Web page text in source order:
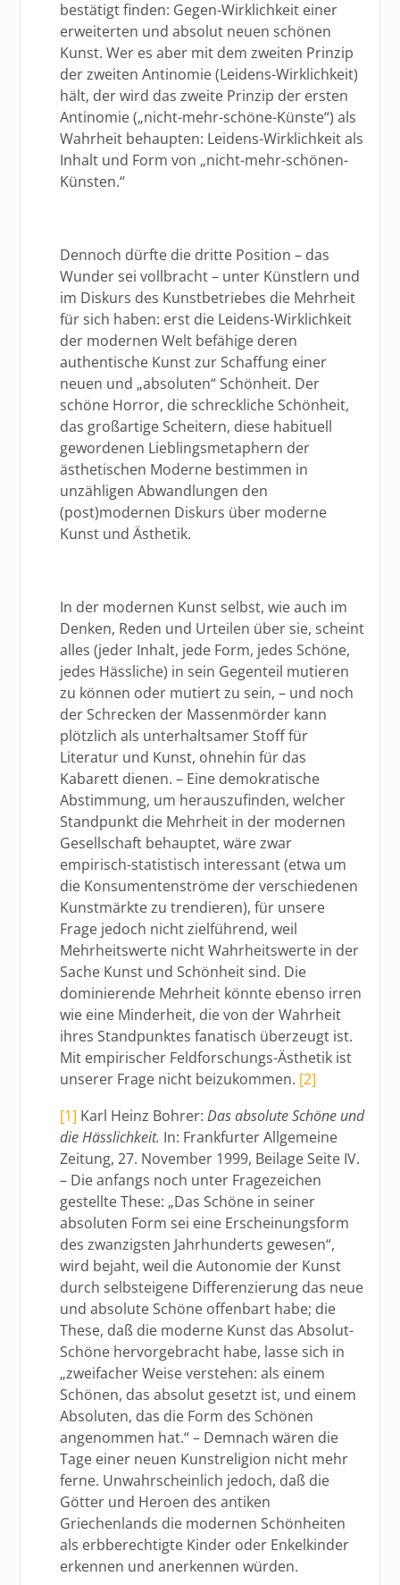
bestätigt finden: Gegen-Wirklichkeit einer
erweiterten und absolut neuen schönen
Kunst. Wer es aber mit dem zweiten Prinzip
der zweiten Antinomie (Leidens-Wirklichkeit)
hält, der wird das zweite Prinzip der ersten
Antinomie („nicht-mehr-schöne-Künste“) als
Wahrheit behaupten: Leidens-Wirklichkeit als
Inhalt und Form von „nicht-mehr-schönen-
Künsten.“
Dennoch dürfte die dritte Position – das
Wunder sei vollbracht – unter Künstlern und
im Diskurs des Kunstbetriebes die Mehrheit
für sich haben: erst die Leidens-Wirklichkeit
der modernen Welt befähige deren
authentische Kunst zur Schaffung einer
neuen und „absoluten“ Schönheit. Der
schöne Horror, die schreckliche Schönheit,
das großartige Scheitern, diese habituell
gewordenen Lieblingsmetaphern der
ästhetischen Moderne bestimmen in
unzähligen Abwandlungen den
(post)modernen Diskurs über moderne
Kunst und Ästhetik.
In der modernen Kunst selbst, wie auch im
Denken, Reden und Urteilen über sie, scheint
alles (jeder Inhalt, jede Form, jedes Schöne,
jedes Hässliche) in sein Gegenteil mutieren
zu können oder mutiert zu sein, – und noch
der Schrecken der Massenmörder kann
plötzlich als unterhaltsamer Stoff für
Literatur und Kunst, ohnehin für das
Kabarett dienen. – Eine demokratische
Abstimmung, um herauszufinden, welcher
Standpunkt die Mehrheit in der modernen
Gesellschaft behauptet, wäre zwar
empirisch-statistisch interessant (etwa um
die Konsumentenströme der verschiedenen
Kunstmärkte zu trendieren), für unsere
Frage jedoch nicht zielführend, weil
Mehrheitswerte nicht Wahrheitswerte in der
Sache Kunst und Schönheit sind. Die
dominierende Mehrheit könnte ebenso irren
wie eine Minderheit, die von der Wahrheit
ihres Standpunktes fanatisch überzeugt ist.
Mit empirischer Feldforschungs-Ästhetik ist
unserer Frage nicht beizukommen. [2]
[1] Karl Heinz Bohrer:Das absolute Schöne und
die Hässlichkeit. In: Frankfurter Allgemeine
Zeitung, 27. November 1999, Beilage Seite IV.
– Die anfangs noch unter Fragezeichen
gestellte These: „Das Schöne in seiner
absoluten Form sei eine Erscheinungsform
des zwanzigsten Jahrhunderts gewesen“,
wird bejaht, weil die Autonomie der Kunst
durch selbsteigene Differenzierung das neue
und absolute Schöne offenbart habe; die
These, daß die moderne Kunst das Absolut-
Schöne hervorgebracht habe, lasse sich in
„zweifacher Weise verstehen: als einem
Schönen, das absolut gesetzt ist, und einem
Absoluten, das die Form des Schönen
angenommen hat.“ – Demnach wären die
Tage einer neuen Kunstreligion nicht mehr
ferne. Unwahrscheinlich jedoch, daß die
Götter und Heroen des antiken
Griechenlands die modernen Schönheiten
als erbberechtigte Kinder oder Enkelkinder
erkennen und anerkennen würden.